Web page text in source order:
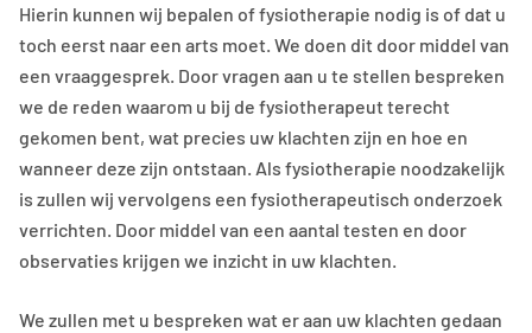
Hierin kunnen wij bepalen of fysiotherapie nodig is of dat u
toch eerst naar een arts moet. We doen dit door middel van
een vraaggesprek. Door vragen aan u te stellen bespreken
we de reden waarom u bij de fysiotherapeut terecht
gekomen bent, wat precies uw klachten zijn en hoe en
wanneer deze zijn ontstaan. Als fysiotherapie noodzakelijk
is zullen wij vervolgens een fysiotherapeutisch onderzoek
verrichten. Door middel van een aantal testen en door
observaties krijgen we inzicht in uw klachten.
We zullen met u bespreken wat er aan uw klachten gedaan